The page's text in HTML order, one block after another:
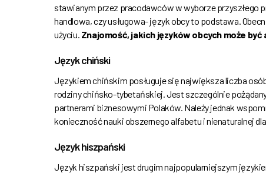
stawianym przez pracodawców w wyborze przyszłego
handlowa, czy usługowa- język obcy to podstawa.
użyciu. Znajomość, jakich języków obcych może
Język chiński
Językiem chińskim posługuje się największa liczba
rodziny chińsko-tybetańskiej. Jest szczególnie
partnerami biznesowymi Polaków. Należy jednak
konieczność nauki obszernego alfabetu i nienaturalnej
Język hiszpański
Język hiszpański jest drugim najpopularniejszym